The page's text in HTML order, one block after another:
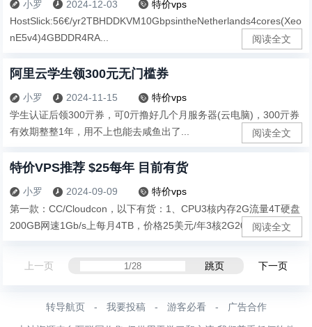
 小罗  2024-12-03  特价vps
HostSlick:56€/yr2TBHDDKVM10GbpsintheNetherlands4cores(Xeo
nE5v4)4GBDDR4RA...
阅读全文
阿里云学生领300元无门槛券
 小罗  2024-11-15  特价vps
学生认证后领300亓券，可0亓撸好几个月服务器(云电脑)，300亓券
有效期整整1年，用不上也能去咸鱼出了...
阅读全文
特价VPS推荐 $25每年 目前有货
 小罗  2024-09-09  特价vps
第一款：CC/Cloudcon，以下有货：1、CPU3核内存2G流量4T硬盘
200GB网速1Gb/s上每月4TB，价格25美元/年3核2G200...阅读全文
上一页 跳页 下一页
转导航页 - 我要投稿 - 游客必看 - 广告合作